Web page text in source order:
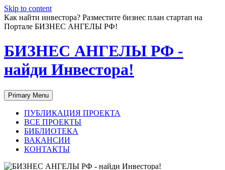
Skip to content
Как найти инвестора? Разместите бизнес план стартап на
Портале БИЗНЕС АНГЕЛЫ РФ!
БИЗНЕС АНГЕЛЫ РФ -
найди Инвестора!
Primary Menu
ПУБЛИКАЦИЯ ПРОЕКТА
ВСЕ ПРОЕКТЫ
БИБЛИОТЕКА
ВАКАНСИИ
КОНТАКТЫ